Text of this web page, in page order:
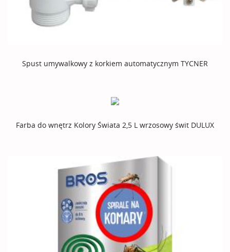
Spust umywalkowy z korkiem automatycznym TYCNER
Farba do wnętrz Kolory Świata 2,5 L wrzosowy świt DULUX